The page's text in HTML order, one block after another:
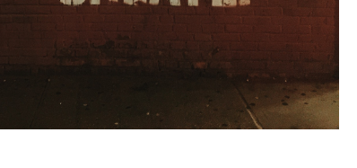
31 ΙΟΥΛΙΟΥ 2026 ΚΟΙΝΩΝΙΑ